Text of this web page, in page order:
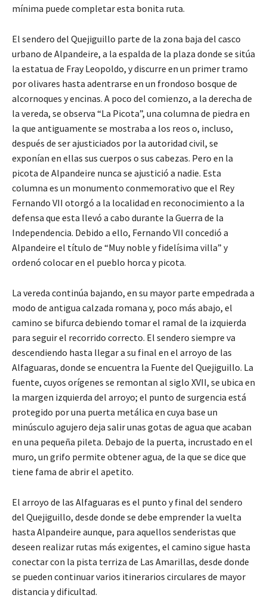
mínima puede completar esta bonita ruta.
El sendero del Quejiguillo parte de la zona baja del casco
urbano de Alpandeire, a la espalda de la plaza donde se sitúa
la estatua de Fray Leopoldo, y discurre en un primer tramo
por olivares hasta adentrarse en un frondoso bosque de
alcornoques y encinas. A poco del comienzo, a la derecha de
la vereda, se observa “La Picota”, una columna de piedra en
la que antiguamente se mostraba a los reos o, incluso,
después de ser ajusticiados por la autoridad civil, se
exponían en ellas sus cuerpos o sus cabezas. Pero en la
picota de Alpandeire nunca se ajustició a nadie. Esta
columna es un monumento conmemorativo que el Rey
Fernando VII otorgó a la localidad en reconocimiento a la
defensa que esta llevó a cabo durante la Guerra de la
Independencia. Debido a ello, Fernando VII concedió a
Alpandeire el título de “Muy noble y fidelísima villa” y
ordenó colocar en el pueblo horca y picota.
La vereda continúa bajando, en su mayor parte empedrada a
modo de antigua calzada romana y, poco más abajo, el
camino se bifurca debiendo tomar el ramal de la izquierda
para seguir el recorrido correcto. El sendero siempre va
descendiendo hasta llegar a su final en el arroyo de las
Alfaguaras, donde se encuentra la Fuente del Quejiguillo. La
fuente, cuyos orígenes se remontan al siglo XVII, se ubica en
la margen izquierda del arroyo; el punto de surgencia está
protegido por una puerta metálica en cuya base un
minúsculo agujero deja salir unas gotas de agua que acaban
en una pequeña pileta. Debajo de la puerta, incrustado en el
muro, un grifo permite obtener agua, de la que se dice que
tiene fama de abrir el apetito.
El arroyo de las Alfaguaras es el punto y final del sendero
del Quejiguillo, desde donde se debe emprender la vuelta
hasta Alpandeire aunque, para aquellos senderistas que
deseen realizar rutas más exigentes, el camino sigue hasta
conectar con la pista terriza de Las Amarillas, desde donde
se pueden continuar varios itinerarios circulares de mayor
distancia y dificultad.